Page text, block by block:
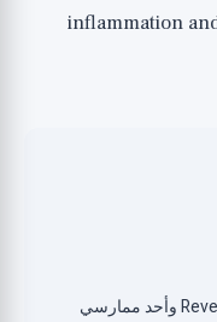
inflammation
نير نجار، مؤسس ومحرر Reverse Aging وأحد ممارسي